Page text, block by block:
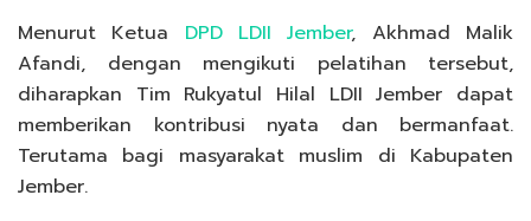
Menurut Ketua DPD LDII Jember, Akhmad Malik
Afandi, dengan mengikuti pelatihan tersebut,
diharapkan Tim Rukyatul Hilal LDII Jember dapat
memberikan kontribusi nyata dan bermanfaat.
Terutama bagi masyarakat muslim di Kabupaten
Jember.